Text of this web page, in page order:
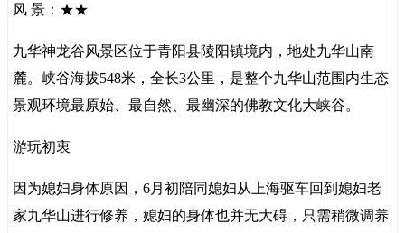
风 景：★★
九华神龙谷风景区位于青阳县陵阳镇境内，地处九华山南
麓。峡谷海拔548米，全长3公里，是整个九华山范围内生态
景观环境最原始、最自然、最幽深的佛教文化大峡谷。
游玩初衷
因为媳妇身体原因，6月初陪同媳妇从上海驱车回到媳妇老
家九华山进行修养，媳妇的身体也并无大碍，只需稍微调养